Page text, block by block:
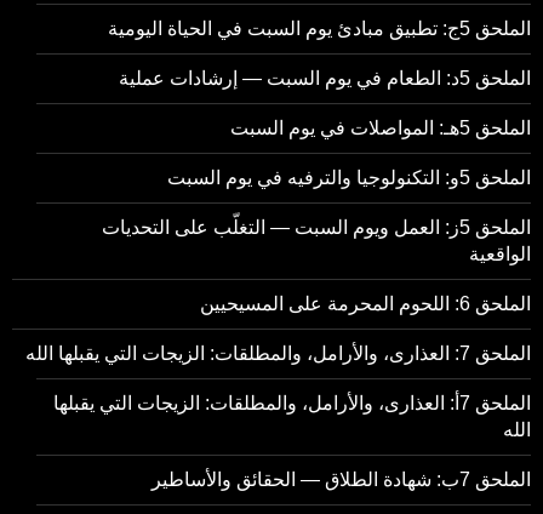
الملحق 5ج: تطبيق مبادئ يوم السبت في الحياة اليومية
الملحق 5د: الطعام في يوم السبت — إرشادات عملية
الملحق 5هـ: المواصلات في يوم السبت
الملحق 5و: التكنولوجيا والترفيه في يوم السبت
الملحق 5ز: العمل ويوم السبت — التغلّب على التحديات
الواقعية
الملحق 6: اللحوم المحرمة على المسيحيين
الملحق 7: العذارى، والأرامل، والمطلقات: الزيجات التي يقبلها الله
الملحق 7أ: العذارى، والأرامل، والمطلقات: الزيجات التي يقبلها
الله
الملحق 7ب: شهادة الطلاق — الحقائق والأساطير